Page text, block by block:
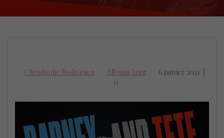
Christophe Rodriguez Albums Jazz 6 janvier 2021
0